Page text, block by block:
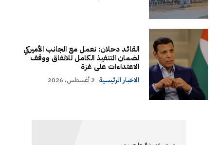
القائد دحلان: نعمل مع الجانب الأميركي
لضمان التنفيذ الكامل للاتفاق ووقف
الاعتداءات على غزة
الاخبار الرئيسية 2 أغسطس، 2026